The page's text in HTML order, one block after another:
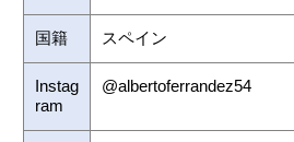
国籍 スペイン
Instag
ram
@albertoferrandez54